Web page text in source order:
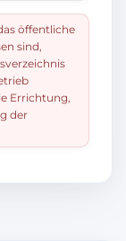
öffentliche
sind,
Errichtung,
der